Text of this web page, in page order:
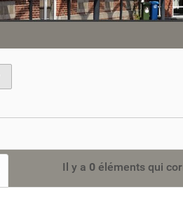
Il y a 0 éléments qui